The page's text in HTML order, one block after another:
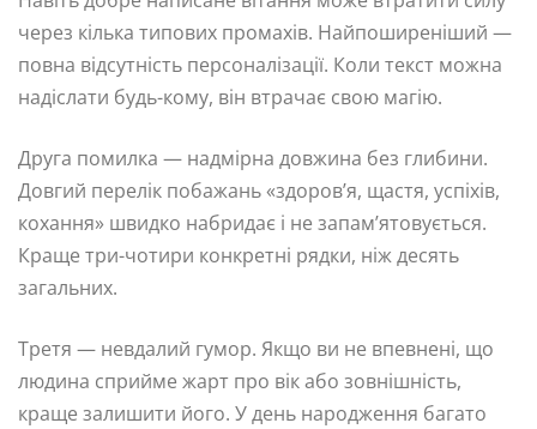
через кілька типових промахів. Найпоширеніший —
повна відсутність персоналізації. Коли текст можна
надіслати будь-кому, він втрачає свою магію.
Друга помилка — надмірна довжина без глибини.
Довгий перелік побажань «здоров’я, щастя, успіхів,
кохання» швидко набридає і не запам’ятовується.
Краще три-чотири конкретні рядки, ніж десять
загальних.
Третя — невдалий гумор. Якщо ви не впевнені, що
людина сприйме жарт про вік або зовнішність,
краще залишити його. У день народження багато